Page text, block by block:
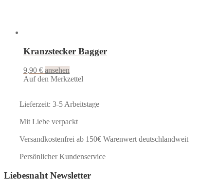
Kranzstecker Bagger
9,90 € ansehen
Auf den Merkzettel
Lieferzeit: 3-5 Arbeitstage
Mit Liebe verpackt
Versandkostenfrei ab 150€ Warenwert deutschlandweit
Persönlicher Kundenservice
Liebesnaht Newsletter